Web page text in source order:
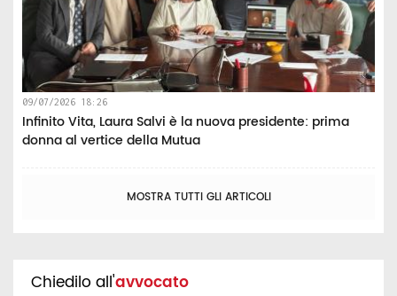
09/07/2026 18:26
Infinito Vita, Laura Salvi è la nuova presidente: prima
donna al vertice della Mutua
MOSTRA TUTTI GLI ARTICOLI
Chiedilo all'avvocato